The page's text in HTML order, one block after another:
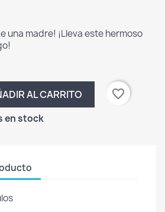
una madre! ¡Lleva este hermoso
AL CARRITO
favorite_border
en stock